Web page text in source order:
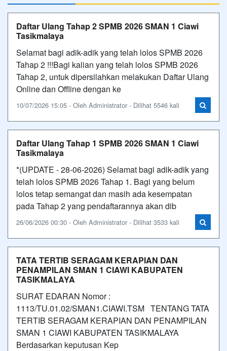
Daftar Ulang Tahap 2 SPMB 2026 SMAN 1 Ciawi
Tasikmalaya
Selamat bagi adik-adik yang telah lolos SPMB 2026
Tahap 2 !!!Bagi kalian yang telah lolos SPMB 2026
Tahap 2, untuk dipersilahkan melakukan Daftar Ulang
Online dan Offline dengan ke
10/07/2026 15:05 - Oleh Administrator - Dilihat 5546 kali
Daftar Ulang Tahap 1 SPMB 2026 SMAN 1 Ciawi
Tasikmalaya
*(UPDATE - 28-06-2026) Selamat bagi adik-adik yang
telah lolos SPMB 2026 Tahap 1. Bagi yang belum
lolos tetap semangat dan masih ada kesempatan
pada Tahap 2 yang pendaftarannya akan dib
26/06/2026 00:30 - Oleh Administrator - Dilihat 3533 kali
TATA TERTIB SERAGAM KERAPIAN DAN
PENAMPILAN SMAN 1 CIAWI KABUPATEN
TASIKMALAYA
SURAT EDARAN Nomor :
1113/TU.01.02/SMAN1.CIAWI.TSM TENTANG TATA
TERTIB SERAGAM KERAPIAN DAN PENAMPILAN
SMAN 1 CIAWI KABUPATEN TASIKMALAYA
Berdasarkan keputusan Kep